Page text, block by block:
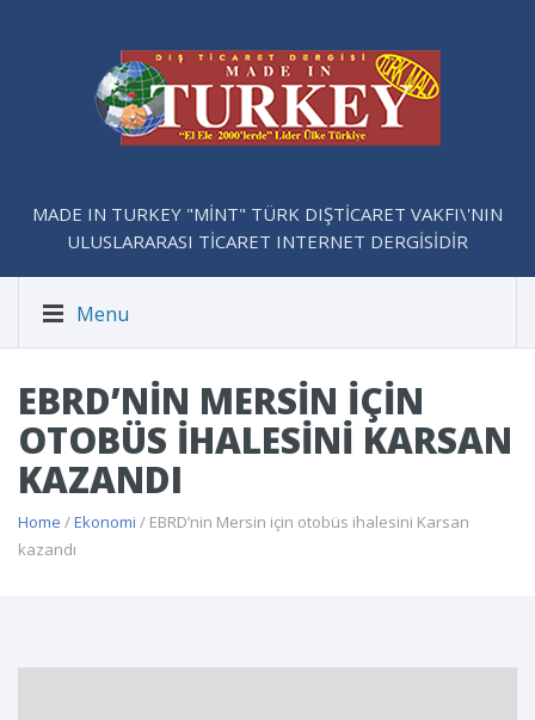
MADE IN TURKEY "MİNT" TÜRK DIŞTİCARET VAKFI\'NIN
ULUSLARARASI TİCARET INTERNET DERGİSİDİR
Menu
EBRD’NIN MERSIN IÇIN
OTOBÜS IHALESINI KARSAN
KAZANDI
Home /Ekonomi / EBRD’nin Mersin için otobüs ihalesini Karsan
kazandı